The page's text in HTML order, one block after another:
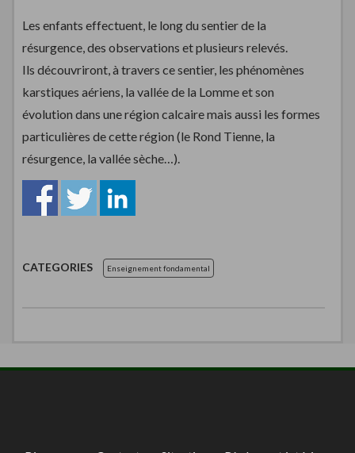
Les enfants effectuent, le long du sentier de la
résurgence, des observations et plusieurs relevés.
Ils découvriront, à travers ce sentier, les phénomènes
karstiques aériens, la vallée de la Lomme et son
évolution dans une région calcaire mais aussi les formes
particulières de cette région (le Rond Tienne, la
résurgence, la vallée sèche…).
CATEGORIES Enseignement fondamental